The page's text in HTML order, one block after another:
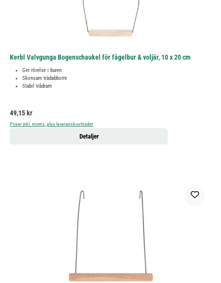
Kerbl Valvgunga Bogenschaukel för fågelbur & voljär, 10 x 20 cm
Ger rörelse i buren
Skonsam trädabborre
Stabil trådram
Ordinarie pris:
49,15 kr
Priser inkl. moms, plus leveranskostnader
Detaljer